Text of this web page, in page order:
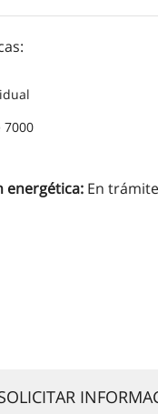
energética: En trámite